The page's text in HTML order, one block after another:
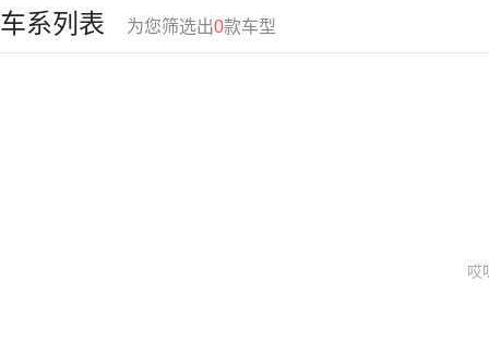
车系列表 为您筛选出0款车型
哎